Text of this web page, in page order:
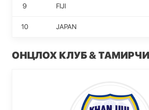
9 FIJI
10 JAPAN
ОНЦЛОХ КЛУБ &